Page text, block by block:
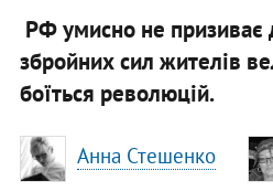
РФ умисно не призиває
збройних сил жителів
боїться революцій.
Анна Стешенко